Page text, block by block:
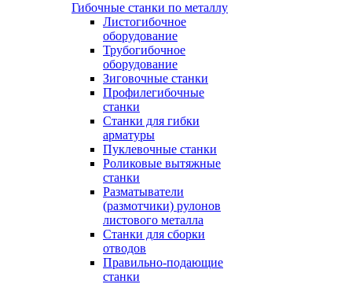
Гибочные станки по металлу
Листогибочное
оборудование
Трубогибочное
оборудование
Зиговочные станки
Профилегибочные
станки
Станки для гибки
арматуры
Пуклевочные станки
Роликовые вытяжные
станки
Разматыватели
(размотчики) рулонов
листового металла
Станки для сборки
отводов
Правильно-подающие
станки